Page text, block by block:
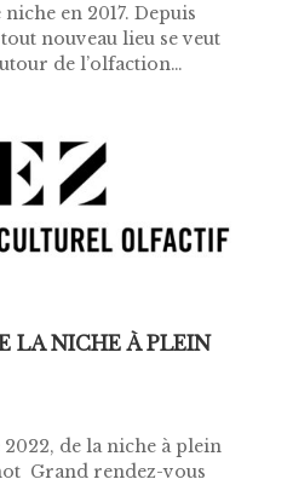
en 2017. Depuis
nouveau lieu se veut
de l’olfaction…
LA NICHE À PLEIN
de la niche à plein
Grand rendez-vous